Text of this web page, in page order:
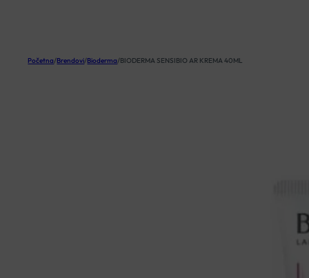
Početna/Brendovi/Bioderma/BIODERMA SENSIBIO AR KREMA 40ML